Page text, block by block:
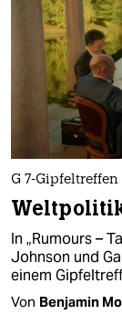
G 7-
In „Rumours –
Johnson und
einem
Von Benjamin